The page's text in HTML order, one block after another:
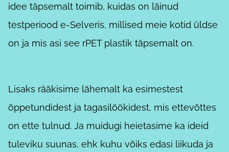
idee täpsemalt toimib, kuidas on läinud
testperiood e-Selveris, millised meie kotid üldse
on ja mis asi see rPET plastik täpsemalt on.
Lisaks rääkisime lähemalt ka esimestest
õppetundidest ja tagasilöökidest, mis ettevõttes
on ette tulnud. Ja muidugi heietasime ka ideid
tuleviku suunas, ehk kuhu võiks edasi liikuda ja